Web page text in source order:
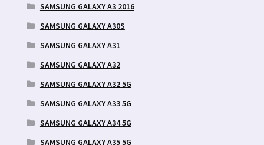
SAMSUNG GALAXY A3 2016
SAMSUNG GALAXY A30S
SAMSUNG GALAXY A31
SAMSUNG GALAXY A32
SAMSUNG GALAXY A32 5G
SAMSUNG GALAXY A33 5G
SAMSUNG GALAXY A34 5G
SAMSUNG GALAXY A35 5G